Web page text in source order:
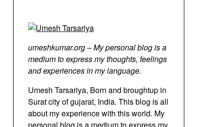
umeshkumar.org – My personal blog is a
medium to express my thoughts, feelings
and experiences in my language.
Umesh Tarsariya, Born and broughtup in
Surat city of gujarat, India. This blog is all
about my experience with this world. My